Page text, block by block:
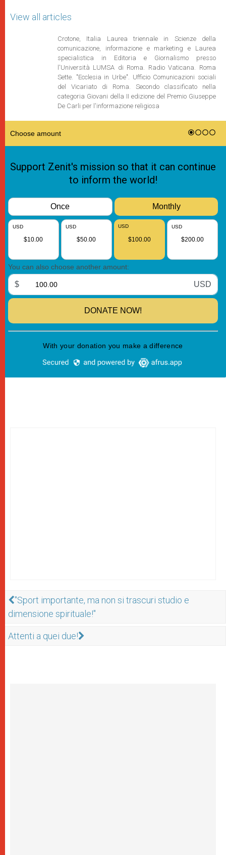
View all articles
Crotone, Italia Laurea triennale in Scienze della
comunicazione, informazione e marketing e Laurea
specialistica in Editoria e Giornalismo presso
l'Università LUMSA di Roma. Radio Vaticana. Roma
Sette. "Ecclesia in Urbe". Ufficio Comunicazioni sociali
del Vicariato di Roma. Secondo classificato nella
categoria Giovani della II edizione del Premio Giuseppe
De Carli per l'informazione religiosa
"Sport importante, ma non si trascuri studio e
dimensione spirituale!"
Attenti a quei due!